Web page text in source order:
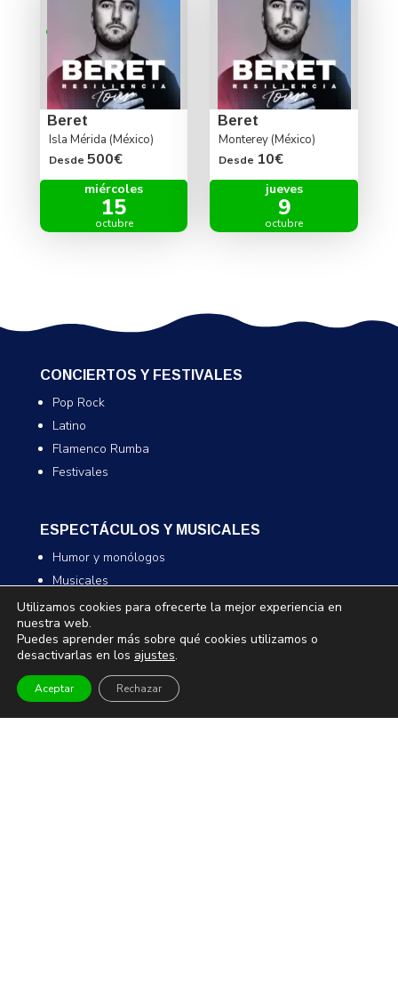
Beret
Isla Mérida (México)
Desde 500€
miércoles
15
octubre
Beret
Monterey (México)
Desde 10€
jueves
9
octubre
CONCIERTOS Y FESTIVALES
Pop Rock
Latino
Flamenco Rumba
Festivales
ESPECTÁCULOS Y MUSICALES
Humor y monólogos
Musicales
Infantil y familiar
Magia
TEATRO Y DANZA
Utilizamos cookies para ofrecerte la mejor experiencia en
nuestra web.
Puedes aprender más sobre qué cookies utilizamos o
desactivarlas en los ajustes.
Aceptar Rechazar